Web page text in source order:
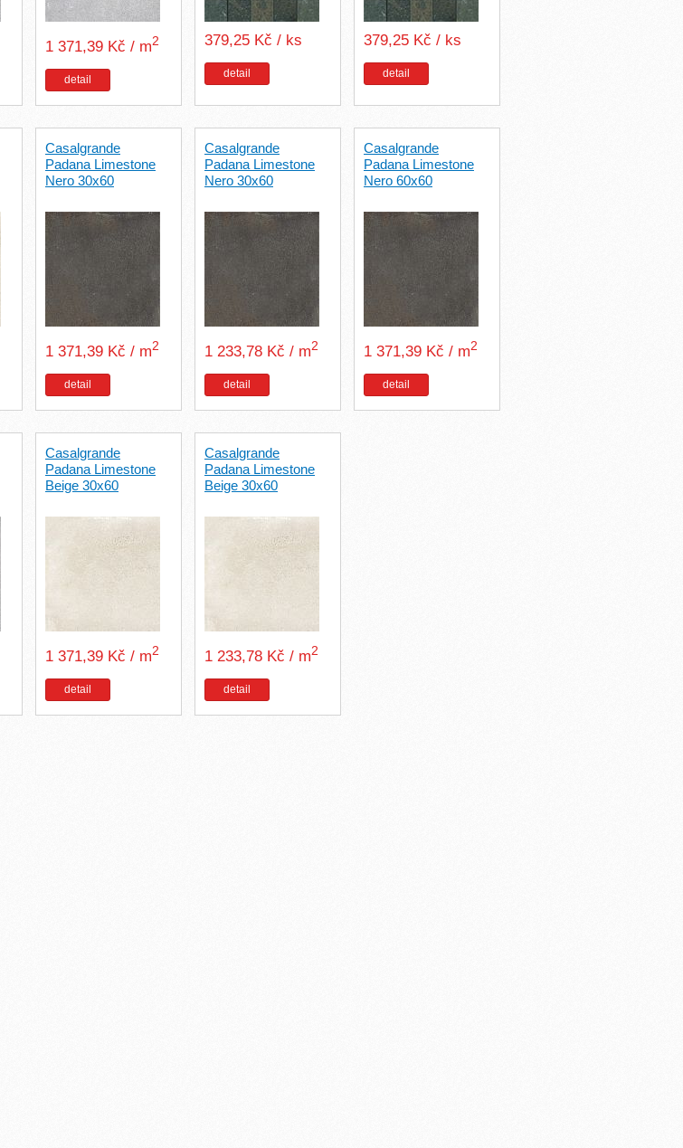
1 371,39 Kč / m2
detail
379,25 Kč / ks
detail
379,25 Kč / ks
detail
Casalgrande
Padana Limestone
Nero 30x60
1 371,39 Kč / m2
detail
Casalgrande
Padana Limestone
Nero 30x60
1 233,78 Kč / m2
detail
Casalgrande
Padana Limestone
Nero 60x60
1 371,39 Kč / m2
detail
Casalgrande
Padana Limestone
Beige 30x60
1 371,39 Kč / m2
detail
Casalgrande
Padana Limestone
Beige 30x60
1 233,78 Kč / m2
detail